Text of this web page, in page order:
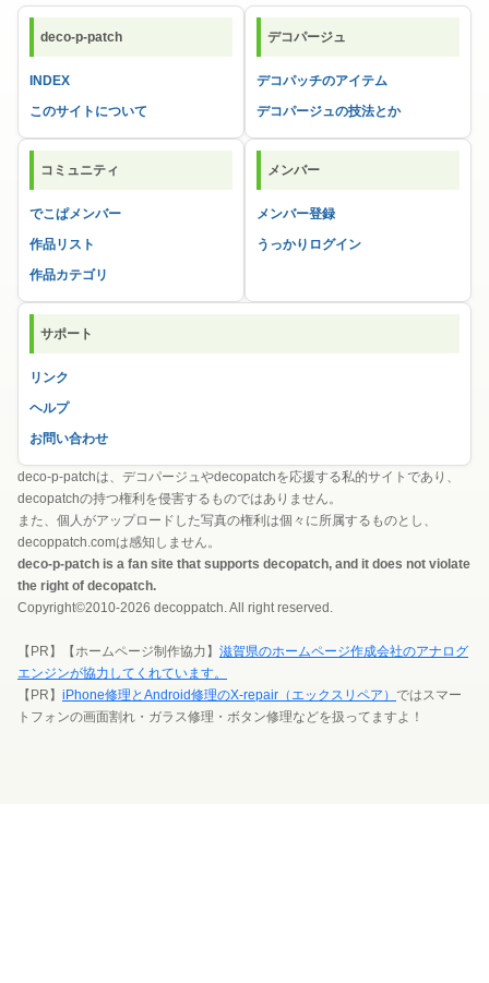
deco-p-patch
INDEX
このサイトについて
デコパージュ
デコパッチのアイテム
デコパージュの技法とか
コミュニティ
でこぱメンバー
作品リスト
作品カテゴリ
メンバー
メンバー登録
うっかりログイン
サポート
リンク
ヘルプ
お問い合わせ
deco-p-patchは、デコパージュやdecopatchを応援する私的サイトであり、
decopatchの持つ権利を侵害するものではありません。
また、個人がアップロードした写真の権利は個々に所属するものとし、
decoppatch.comは感知しません。
deco-p-patch is a fan site that supports decopatch, and it does not violate
the right of decopatch.
Copyright©2010-2026 decoppatch. All right reserved.
【PR】【ホームページ制作協力】 滋賀県のホームページ作成会社のアナログ
エンジンが協力してくれています。
【PR】 iPhone修理とAndroid修理のX-repair（エックスリペア） ではスマー
トフォンの画面割れ・ガラス修理・ボタン修理などを扱ってますよ！